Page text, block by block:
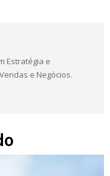
Estratégia e
e Negócios.